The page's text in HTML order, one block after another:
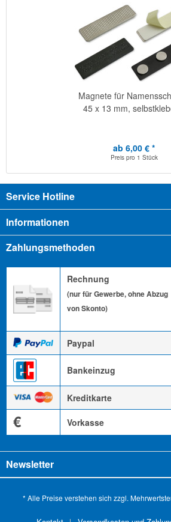
Magnete für
45 x 13 mm,
ab 6,00 € *
Preis pro 1 Stück
Service Hotline
Informationen
Zahlungsmethoden
Rechnung
(nur für Gewerbe, ohne Abzug
von Skonto)
Paypal
Bankeinzug
Kreditkarte
€ Vorkasse
Newsletter
* Alle Preise verstehen sich zzgl.